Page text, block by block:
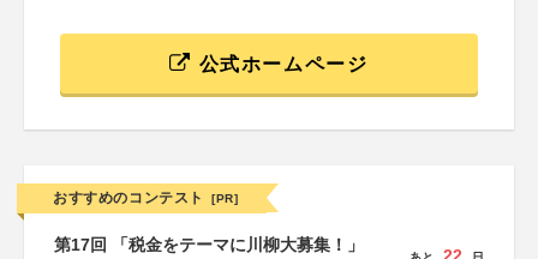
公式ホームページ
おすすめのコンテスト [PR]
第17回 「税金をテーマに川柳大募集！」